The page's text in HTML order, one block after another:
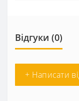
Відгуки (0)
+ Написати